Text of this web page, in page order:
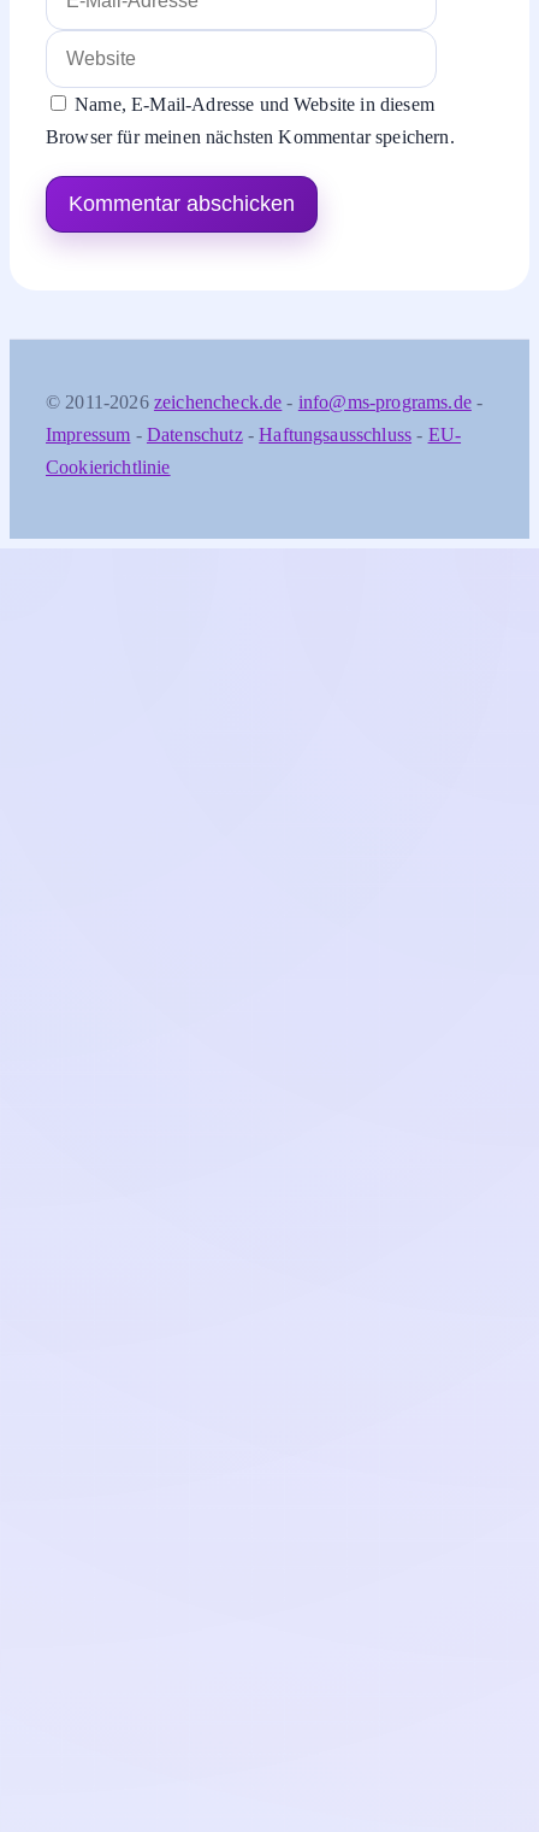
Name, E-Mail-Adresse und Website in diesem
Browser für meinen nächsten Kommentar speichern.
© 2011-2026 zeichencheck.de - info@ms-programs.de-
Impressum - Datenschutz-Haftungsausschluss - EU-
Cookierichtlinie